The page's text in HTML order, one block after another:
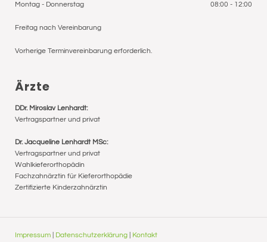
Montag - Donnerstag 08:00 - 12:00
Freitag nach Vereinbarung
Vorherige Terminvereinbarung erforderlich.
Ärzte
DDr. Miroslav Lenhardt:
Vertragspartner und privat
Dr. Jacqueline Lenhardt MSc:
Vertragspartner und privat
Wahlkieferorthopädin
Fachzahnärztin für Kieferorthopädie
Zertifizierte Kinderzahnärztin
Impressum Datenschutzerklärung Kontakt